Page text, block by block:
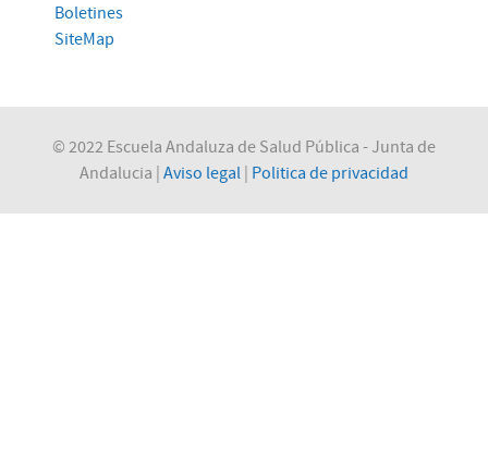
Boletines
SiteMap
© 2022 Escuela Andaluza de Salud Pública - Junta de
Andalucia | Aviso legal | Politica de privacidad